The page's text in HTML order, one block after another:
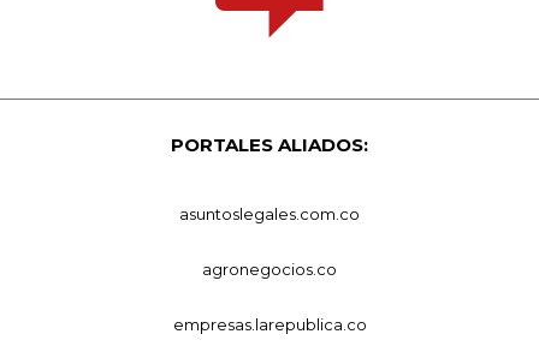
PORTALES ALIADOS:
asuntoslegales.com.co
agronegocios.co
empresas.larepublica.co